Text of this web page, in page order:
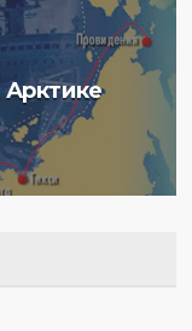
Арктике